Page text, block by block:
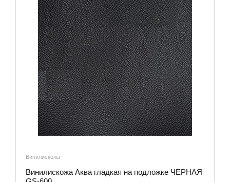
Винилискожа
Винилискожа Аква гладкая на подложке ЧЕРНАЯ